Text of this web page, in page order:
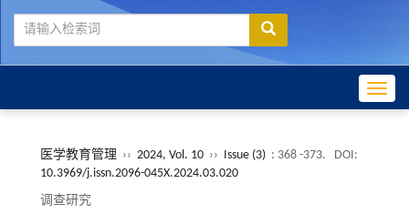
医学教育管理 ›› 2024, Vol. 10 ›› Issue (3) : 368 -373.
DOI:
10.3969/j.issn.2096-045X.2024.03.020
调查研究